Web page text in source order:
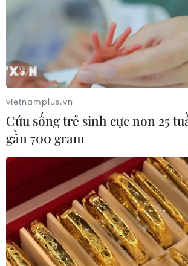
vietnamplus.vn
Cứu sống trẻ sinh cực non 25
gần 700 gram